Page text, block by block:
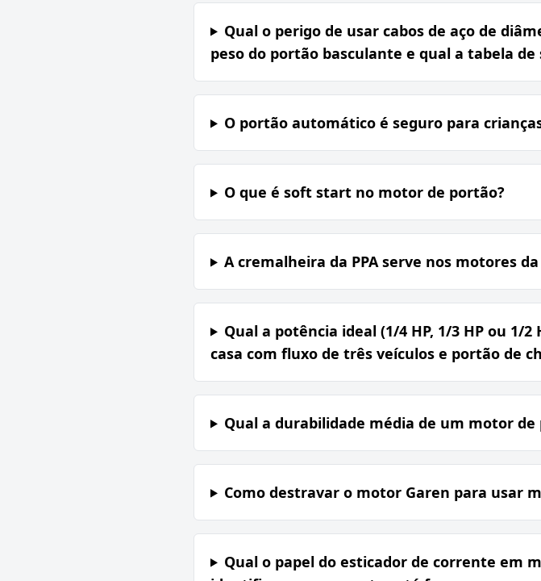
Qual o perigo de usar cabos de aço de
peso do portão basculante e qual a tabela
O portão automático é seguro para
O que é soft start no motor de portão?
A cremalheira da PPA serve nos motores da
Qual a potência ideal (1/4 HP, 1/3 HP ou 1/
casa com fluxo de três veículos e portão de
Qual a durabilidade média de um motor
Como destravar o motor Garen para usar
Qual o papel do esticador de corrente em